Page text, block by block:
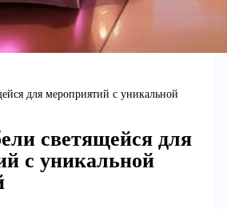
для мероприятий с уникальной
светящейся для
с уникальной